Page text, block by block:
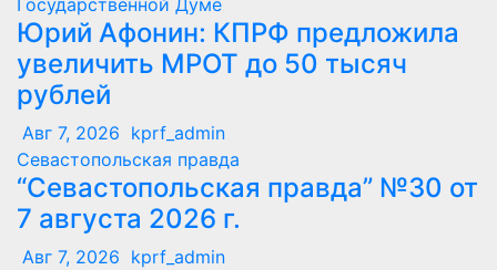
Юрий Афонин: КПРФ предложила
увеличить МРОТ до 50 тысяч
рублей
Авг 7, 2026 kprf_admin
Севастопольская правда
“Севастопольская правда” №30 от
7 августа 2026 г.
Авг 7, 2026 kprf_admin